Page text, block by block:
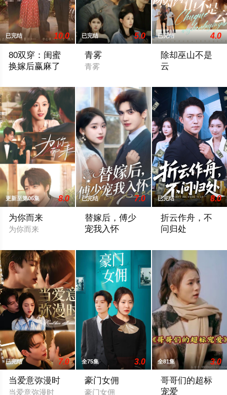
已完结 10.0
80双穿：闺蜜
换嫁后赢麻了
已完结 5.0
青雾
青雾
已完结 4.0
除却巫山不是
云
更新至第06集 8.0
为你而来
为你而来
已完结 7.0
替嫁后，傅少
宠我入怀
已完结 8.0
折云作舟，不
问归处
已完结 7.0
当爱意弥漫时
当爱意弥漫时
全75集 3.0
豪门女佣
豪门女佣
全81集 3.0
哥哥们的超标
宠爱